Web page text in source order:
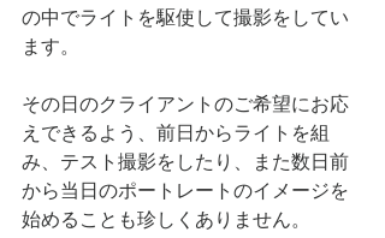
の中でライトを駆使して撮影をしてい
ます。
その日のクライアントのご希望にお応
えできるよう、前日からライトを組
み、テスト撮影をしたり、また数日前
から当日のポートレートのイメージを
始めることも珍しくありません。